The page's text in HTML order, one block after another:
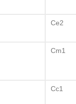
Ce2
Cm1
Cc1